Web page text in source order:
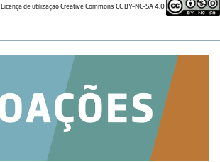
Licença de utilização Creative Commons CC BY-NC-SA 4.0